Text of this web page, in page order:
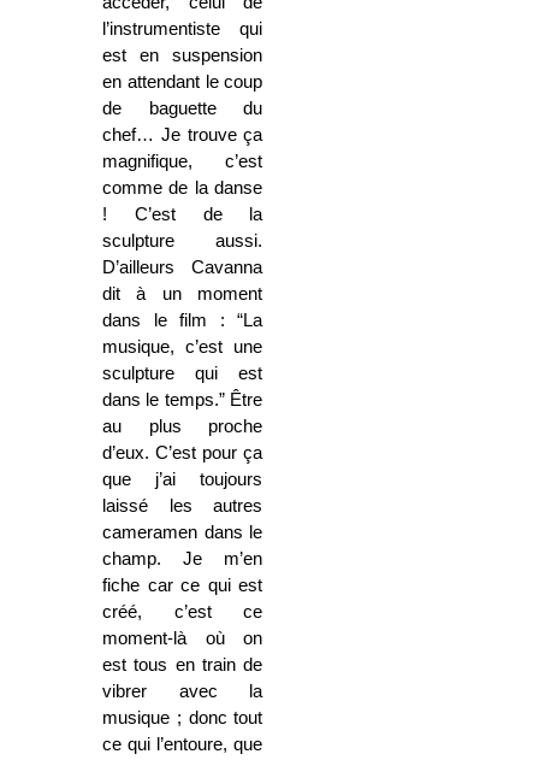
l’instrumentiste qui
est en suspension
en attendant le coup
de baguette du
chef… Je trouve ça
magnifique, c’est
comme de la danse
! C’est de la
sculpture aussi.
D’ailleurs Cavanna
dit à un moment
dans le film : “La
musique, c’est une
sculpture qui est
dans le temps.” Être
au plus proche
d’eux. C’est pour ça
que j’ai toujours
laissé les autres
cameramen dans le
champ. Je m’en
fiche car ce qui est
créé, c’est ce
moment-là où on
est tous en train de
vibrer avec la
musique ; donc tout
ce qui l’entoure, que